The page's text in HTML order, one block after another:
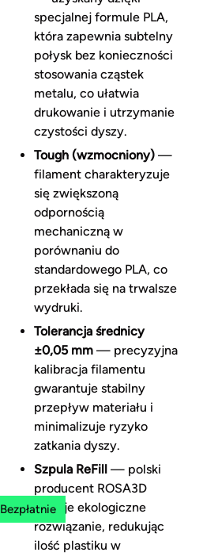
Bezpłatnie
specjalnej formule PLA,
która zapewnia subtelny
połysk bez konieczności
stosowania cząstek
metalu, co ułatwia
drukowanie i utrzymanie
czystości dyszy.
Tough (wzmocniony)—
filament charakteryzuje
się zwiększoną
odpornością
mechaniczną w
porównaniu do
standardowego PLA, co
przekłada się na trwalsze
wydruki.
Tolerancja średnicy
±0,05 mm— precyzyjna
kalibracja filamentu
gwarantuje stabilny
przepływ materiału i
minimalizuje ryzyko
zatkania dyszy.
Szpula ReFill— polski
producent ROSA3D
stosuje ekologiczne
rozwiązanie, redukując
ilość plastiku w